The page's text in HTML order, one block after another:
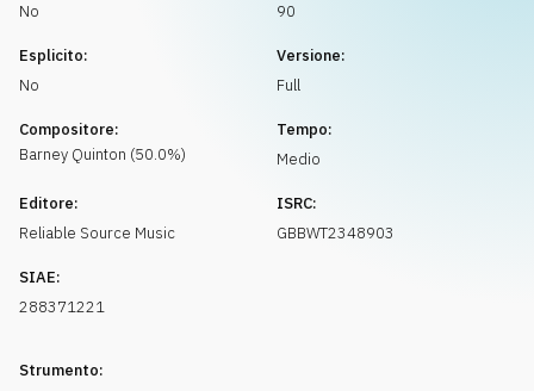
No
90
Esplicito:
No
Versione:
Full
Compositore:
Barney Quinton (50.0%)
Tempo:
Medio
Editore:
Reliable Source Music
ISRC:
GBBWT2348903
SIAE:
288371221
Strumento: